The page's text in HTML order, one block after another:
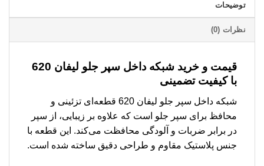
توضیحات
نظرات (0)
قیمت و خرید شبکه داخل سپر جلو لیفان 620
با کیفیت تضمینی
شبکه داخل سپر جلو لیفان 620 قطعه‌ای تزئینی و
محافظ برای سپر جلو است که علاوه بر زیبایی، از سپر
در برابر ضربات و آلودگی محافظت می‌کند. این قطعه با
جنس پلاستیک مقاوم و طراحی دقیق ساخته شده است.